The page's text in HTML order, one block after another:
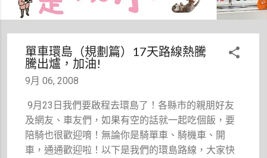
單車環島（規劃篇）17天路線熱騰
騰出爐，加油!
9月 06, 2008
9月23日我們要啟程去環島了！各縣市的親朋好友
及網友、車友們，如果有空的話就一起吃個飯，要
陪騎也很歡迎唷！無論你是騎單車、騎機車、開
車，通通歡迎啦！以下是我們的環島路線，大家快